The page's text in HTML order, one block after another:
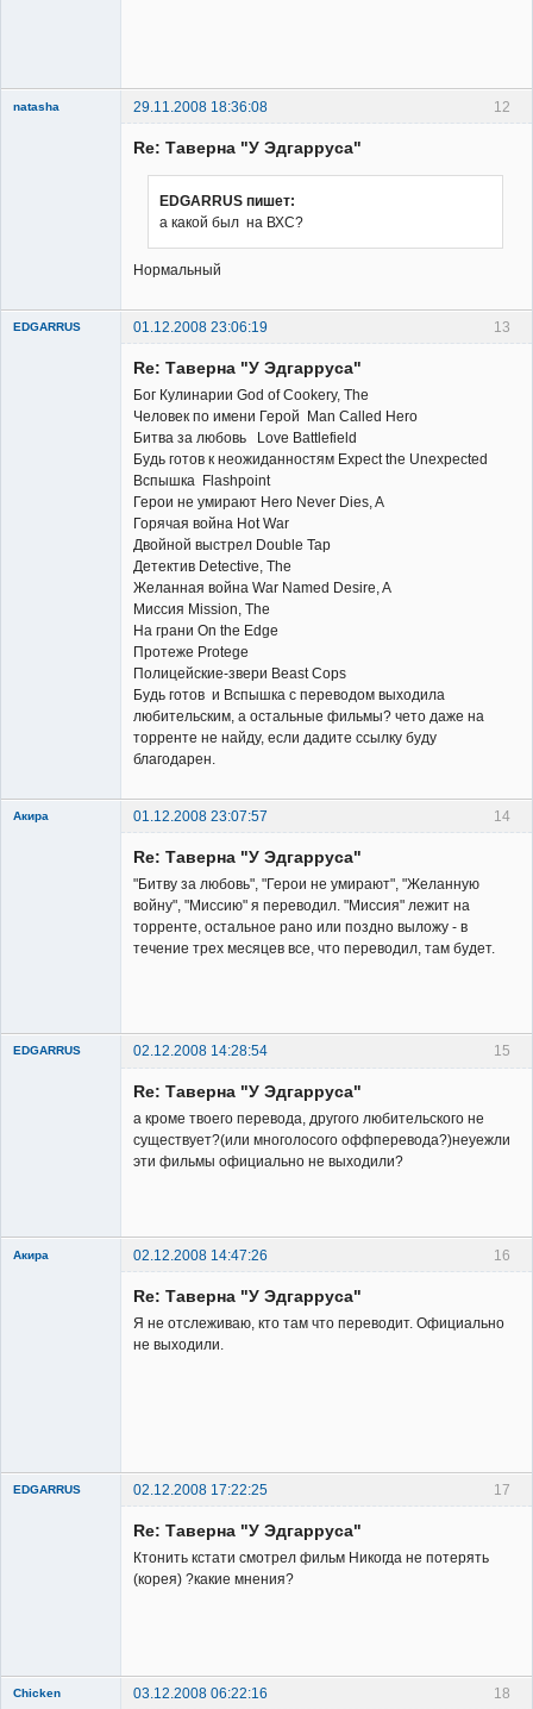
12
natasha 29.11.2008 18:36:08
Re: Таверна "У Эдгарруса"
EDGARRUS пишет:
а какой был на ВХС?
Нормальный
13
EDGARRUS
01.12.2008 23:06:19
Re: Таверна "У Эдгарруса"
Бог Кулинарии God of Cookery, The
Человек по имени Герой Man Called Hero
Битва за любовь Love Battlefield
Будь готов к неожиданностям Expect the Unexpected
Вспышка Flashpoint
Герои не умирают Hero Never Dies, A
Горячая война Hot War
Двойной выстрел Double Tap
Детектив Detective, The
Желанная война War Named Desire, A
Миссия Mission, The
На грани On the Edge
Протеже Protege
Полицейские-звери Beast Cops
Будь готов и Вспышка с переводом выходила
любительским, а остальные фильмы? чето даже на
торренте не найду, если дадите ссылку буду
благодарен.
14
Акира 01.12.2008 23:07:57
Re: Таверна "У Эдгарруса"
"Битву за любовь", "Герои не умирают", "Желанную
войну", "Миссию" я переводил. "Миссия" лежит на
торренте, остальное рано или поздно выложу - в
течение трех месяцев все, что переводил, там будет.
15
EDGARRUS
02.12.2008 14:28:54
Re: Таверна "У Эдгарруса"
а кроме твоего перевода, другого любительского не
существует?(или многолосого оффперевода?)неуежли
эти фильмы официально не выходили?
16
Акира 02.12.2008 14:47:26
Re: Таверна "У Эдгарруса"
Я не отслеживаю, кто там что переводит. Официально
не выходили.
17
EDGARRUS
02.12.2008 17:22:25
Re: Таверна "У Эдгарруса"
Ктонить кстати смотрел фильм Никогда не потерять
(корея) ?какие мнения?
18
Chicken
03.12.2008 06:22:16